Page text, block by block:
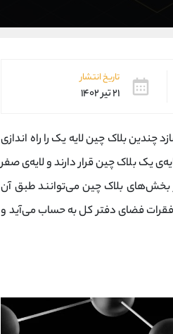
تاریخ انتشار
۲۱ تیر ۱۴۰۲
بلاک چین لایه یک را راه اندازی
یک بلاک چین قرار دارند و لایه‌ی صفر
بخش‌های بلاک چین می‌توانند طبق آن
فضای دفتر کل به حساب می‌آید و